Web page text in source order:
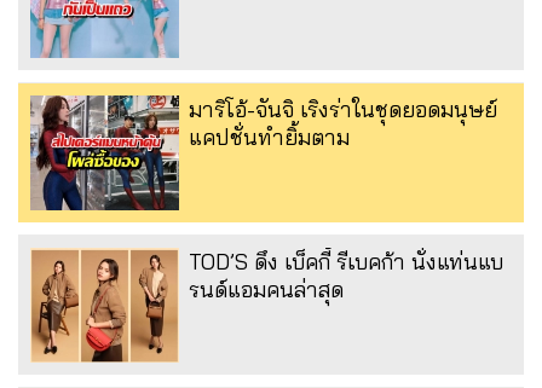
มาริโอ้-จันจิ เริงร่าในชุดยอดมนุษย์
แคปชั่นทำยิ้มตาม
TOD’S ดึง เบ็คกี้ รีเบคก้า นั่งแท่นแบ
รนด์แอมคนล่าสุด